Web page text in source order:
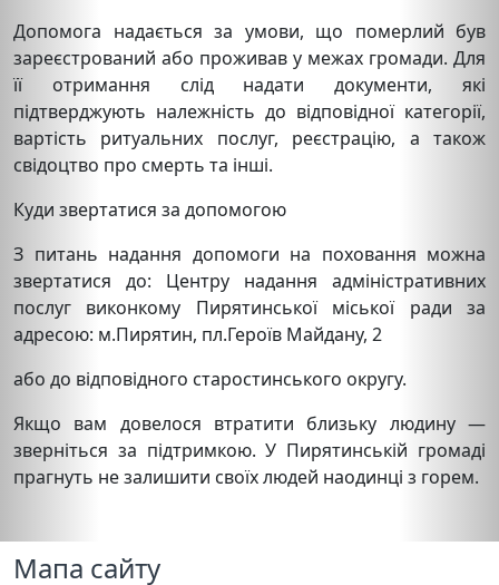
Допомога надається за умови, що померлий був
зареєстрований або проживав у межах громади. Для
її отримання слід надати документи, які
підтверджують належність до відповідної категорії,
вартість ритуальних послуг, реєстрацію, а також
свідоцтво про смерть та інші.
Куди звертатися за допомогою
З питань надання допомоги на поховання можна
звертатися до: Центру надання адміністративних
послуг виконкому Пирятинської міської ради за
адресою: м.Пирятин, пл.Героїв Майдану, 2
або до відповідного старостинського округу.
Якщо вам довелося втратити близьку людину —
зверніться за підтримкою. У Пирятинській громаді
прагнуть не залишити своїх людей наодинці з горем.
Мапа сайту